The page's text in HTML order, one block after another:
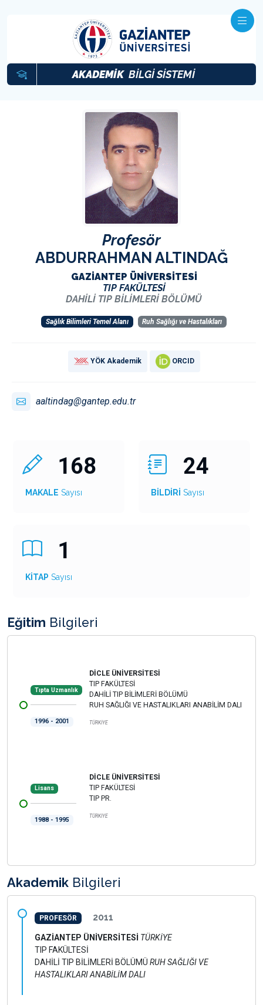
AKADEMİK BİLGİ SİSTEMİ
Profesör
ABDURRAHMAN ALTINDAĞ
GAZİANTEP ÜNİVERSİTESİ
TIP FAKÜLTESİ
DAHİLİ TIP BİLİMLERİ BÖLÜMÜ
Sağlık Bilimleri Temel Alanı Ruh Sağlığı ve Hastalıkları
YÖK Akademik ORCID
aaltindag@gantep.edu.tr
168
MAKALE Sayısı
24
BİLDİRİ Sayısı
1
KİTAP Sayısı
Eğitim Bilgileri
Tıpta Uzmanlık
1996 - 2001
DİCLE ÜNİVERSİTESİ
TIP FAKÜLTESİ
DAHİLİ TIP BİLİMLERİ BÖLÜMÜ
RUH SAĞLIĞI VE HASTALIKLARI ANABİLİM DALI
TÜRKİYE
Lisans
1988 - 1995
DİCLE ÜNİVERSİTESİ
TIP FAKÜLTESİ
TIP PR.
TÜRKİYE
Akademik Bilgileri
PROFESÖR 2011
GAZİANTEP ÜNİVERSİTESİ TÜRKİYE
TIP FAKÜLTESİ
DAHİLİ TIP BİLİMLERİ BÖLÜMÜ RUH SAĞLIĞI VE
HASTALIKLARI ANABİLİM DALI